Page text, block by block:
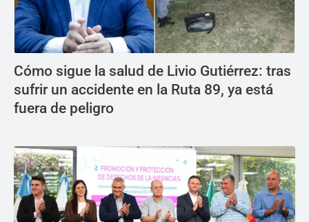
Cómo sigue la salud de Livio Gutiérrez: tras
sufrir un accidente en la Ruta 89, ya está
fuera de peligro